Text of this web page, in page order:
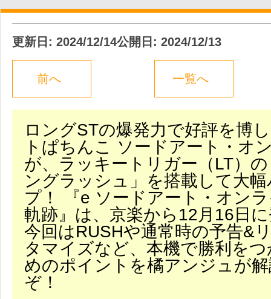
更新日: 2024/12/14公開日: 2024/12/13
前へ 一覧へ
ロングSTの爆発力で好評を博
トぱちんこ ソードアート・オ
が、ラッキートリガー（LT）
ングラッシュ」を搭載して大
プ！ 『e ソードアート・オン
軌跡』は、京楽から12月16日
今回はRUSHや通常時の予告&
タマイズなど、本機で勝利を
めのポイントを橘アンジュが
ぞ！